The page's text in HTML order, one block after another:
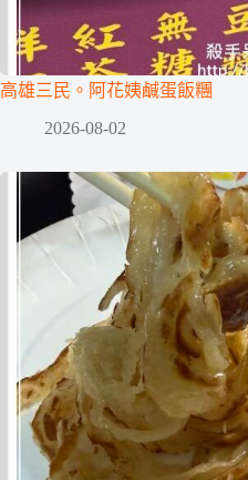
高雄三民。阿花姨鹹蛋飯糰
2026-08-02